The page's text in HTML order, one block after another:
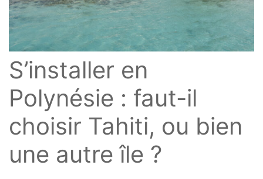
S’installer en
Polynésie : faut-il
choisir Tahiti, ou bien
une autre île ?